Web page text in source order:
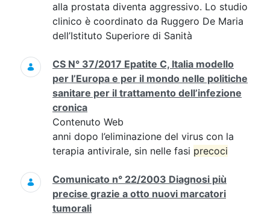
alla prostata diventa aggressivo. Lo studio
clinico è coordinato da Ruggero De Maria
dell’Istituto Superiore di Sanità
CS N° 37/2017 Epatite C, Italia modello
per l’Europa e per il mondo nelle politiche
sanitare per il trattamento dell’infezione
cronica
Contenuto Web
anni dopo l’eliminazione del virus con la
terapia antivirale, sin nelle fasi precoci
Comunicato n° 22/2003 Diagnosi più
precise grazie a otto nuovi marcatori
tumorali